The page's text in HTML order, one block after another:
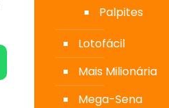
Palpites
Lotofácil
Mais Milionária
Mega-Sena